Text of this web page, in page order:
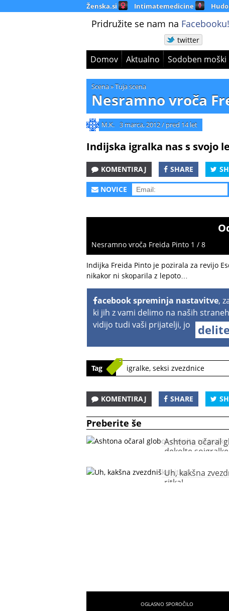
Ženska.si Intimatemedicine
Pridružite se nam na Facebooku!
twitter
Domov Aktualno Sodoben moški
Scena»Tuja scena
Nesramno vroča
M.K. 3 marca, 2012/ pred 14 let
Indijska igralka nas s svojo
KOMENTIRAJ SHARE
NOVICE
Nesramno vroča Freida Pinto 1 / 8
Indijka Freida Pinto je pozirala za revijo
nikakor ni skoparila z lepoto…
acebook spreminja nastavitve,
ki jih z vami delimo na naših
vidijo tudi vaši prijatelji, jo
Tag igralke, seksi zvezdnice
KOMENTIRAJ SHARE
Preberite še
Ashtona očaral
dekolte soigralke
Uh, kakšna
ritka!